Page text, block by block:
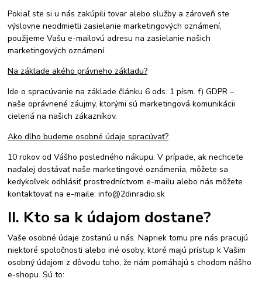
Pokiaľ ste si u nás zakúpili tovar alebo služby a zároveň ste
výslovne neodmietli zasielanie marketingových oznámení,
použijeme Vašu e-mailovú adresu na zasielanie našich
marketingových oznámení.
Na základe akého právneho základu?
Ide o spracúvanie na základe článku 6 ods. 1 písm. f) GDPR –
naše oprávnené záujmy, ktorými sú marketingová komunikácii
cielená na našich zákazníkov.
Ako dlho budeme osobné údaje spracúvať?
10 rokov od Vášho posledného nákupu. V prípade, ak nechcete
naďalej dostávať naše marketingové oznámenia, môžete sa
kedykoľvek odhlásiť prostredníctvom e-mailu alebo nás môžete
kontaktovať na e-maile: info@2dinradio.sk
II. Kto sa k údajom dostane?
Vaše osobné údaje zostanú u nás. Napriek tomu pre nás pracujú
niektoré spoločnosti alebo iné osoby, ktoré majú prístup k Vašim
osobný údajom z dôvodu toho, že nám pomáhajú s chodom nášho
e-shopu. Sú to: